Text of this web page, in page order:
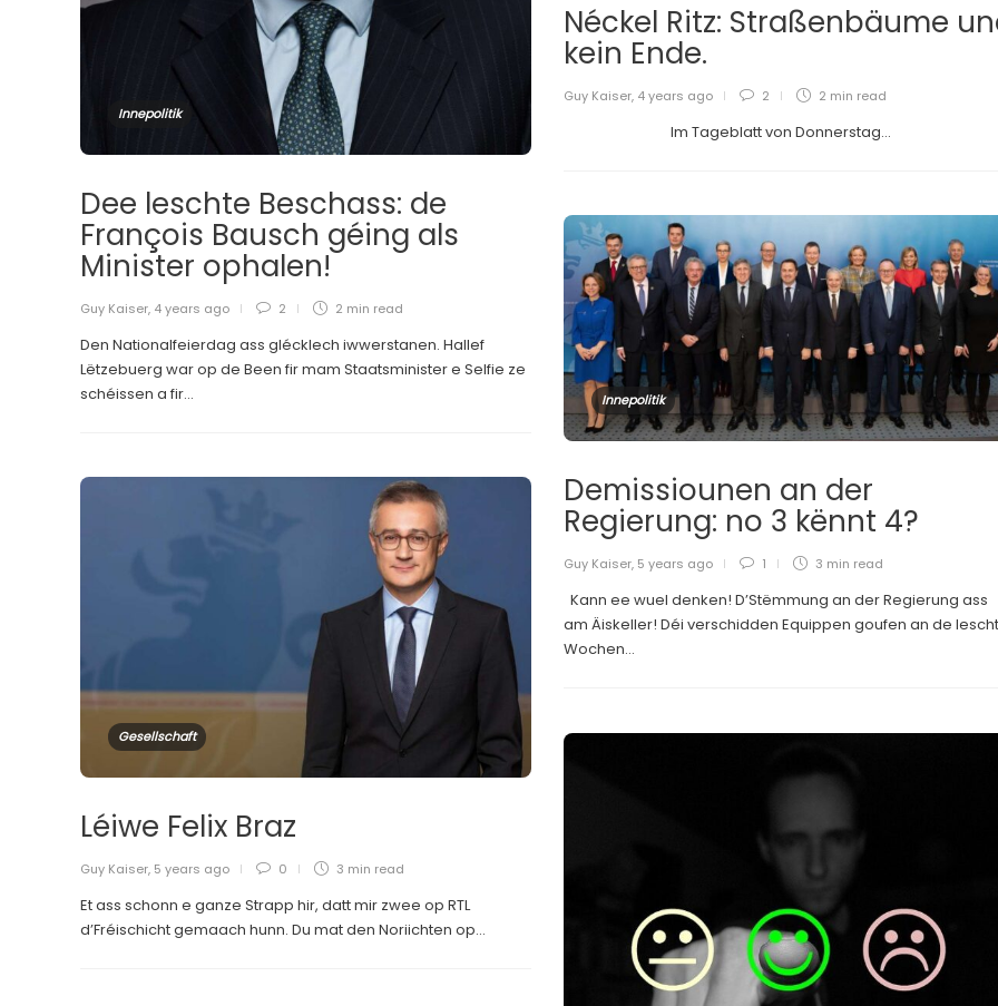
Innepolitik
Dee leschte Beschass: de
François Bausch géing als
Minister ophalen!
Guy Kaiser, 4 years ago 2 2 min read
Den Nationalfeierdag ass glécklech iwwerstanen. Hallef
Lëtzebuerg war op de Been fir mam Staatsminister e Selfie ze
schéissen a fir...
Néckel Ritz: Straßenbäume
kein Ende.
Guy Kaiser, 4 years ago 2 2 min read
Im Tageblatt von Donnerstag...
Innepolitik
Demissiounen an der
Regierung: no 3 kënnt 4?
Guy Kaiser, 5 years ago 1 3 min read
Kann ee wuel denken! D’Stëmmung an der Regierung ass
am Äiskeller! Déi verschidden Equippen goufen an de
Wochen...
Gesellschaft
Léiwe Felix Braz
Guy Kaiser, 5 years ago 0 3 min read
Et ass schonn e ganze Strapp hir, datt mir zwee op RTL
d’Fréischicht gemaach hunn. Du mat den Noriichten op...